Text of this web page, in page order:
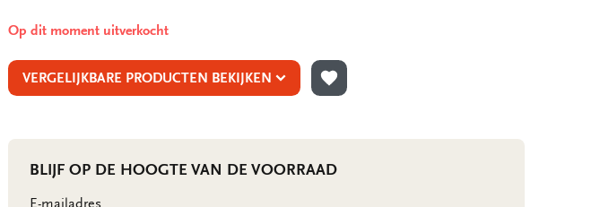
Op dit moment uitverkocht
VERGELIJKBARE PRODUCTEN BEKIJKEN
TOEVOEGEN AAN VERLANGLIJST
BLIJF OP DE HOOGTE VAN DE VOORRAAD
E-mailadres